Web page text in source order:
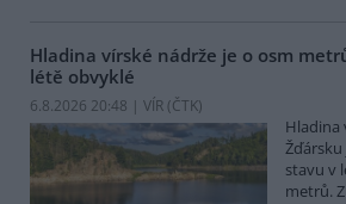
Hladina vírské nádrže je o osm
létě obvyklé
6.8.2026 20:48 | VÍR (ČTK)
Hladina
stavu v
metrů.